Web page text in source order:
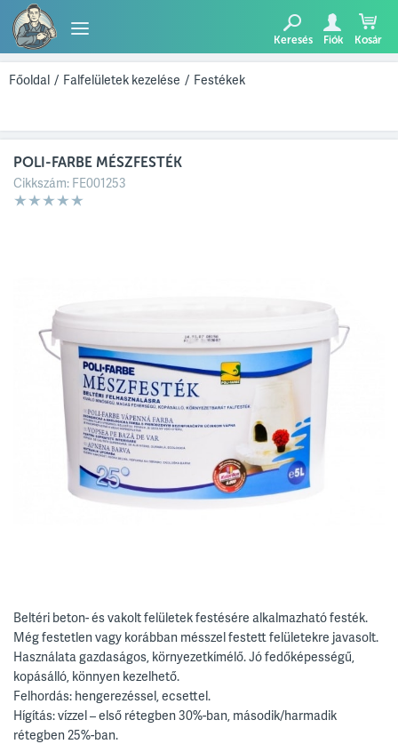
TERMÉKEK
AJÁNLATUNK
Keresés Fiók Kosár
Főoldal / Falfelületek kezelése / Festékek
POLI-FARBE MÉSZFESTÉK
Cikkszám: FE001253
Beltéri beton- és vakolt felületek festésére alkalmazható festék.
Még festetlen vagy korábban mésszel festett felületekre javasolt.
Használata gazdaságos, környezetkímélő. Jó fedőképességű,
kopásálló, könnyen kezelhető.
Felhordás: hengerezéssel, ecsettel.
Hígítás: vízzel – első rétegben 30%-ban, második/harmadik
rétegben 25%-ban.